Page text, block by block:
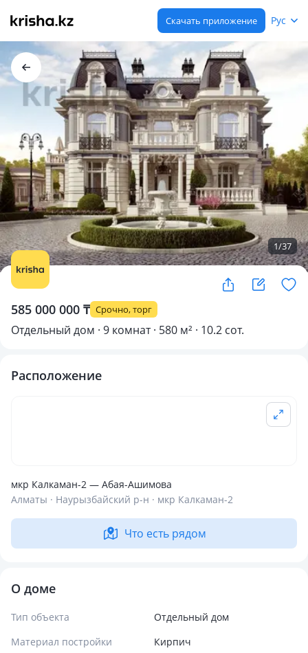
Скачать приложение Рус
1/37
585 000 000 ₸ Срочно, торг
Отдельный дом · 9 комнат · 580 м² · 10.2 сот.
Расположение
мкр Калкаман-2 — Абая-Ашимова
Алматы · Наурызбайский р-н · мкр Калкаман-2
Что есть рядом
О доме
Тип объекта
Отдельный дом
Материал постройки
Кирпич